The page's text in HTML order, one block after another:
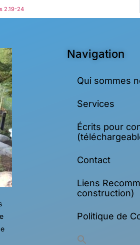
2.19-24
Navigation
Qui sommes
Services
Écrits pour
Contact
Liens
construction)
Politique de